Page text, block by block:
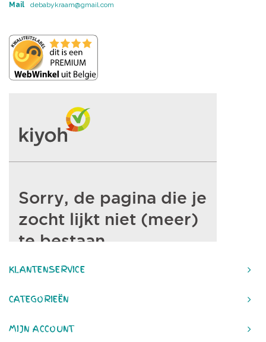
Mail
debabykraam@gmail.com
KLANTENSERVICE
CATEGORIEËN
MIJN ACCOUNT